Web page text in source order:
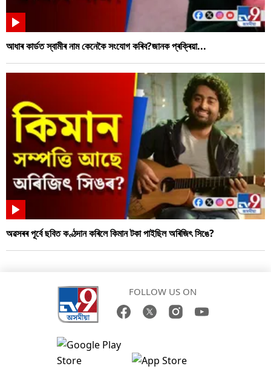
আধাৰ কাৰ্ডত স্বামীৰ নাম কেনেকৈ সংযোগ কৰিব?জানক প্ৰক্ৰিয়া...
অৱসৰৰ পূৰ্বে ছবিত কণ্ঠদান কৰিলে কিমান টকা পাইছিল অৰিজিৎ সিঙে?
FOLLOW US ON